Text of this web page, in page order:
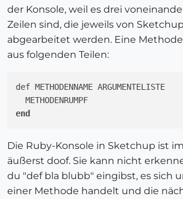
der Konsole, weil es drei
Zeilen sind, die jeweils von
abgearbeitet werden. Eine
aus folgenden Teilen:
def METHODENNAME ARGUMENTELISTE
end
Die Ruby-Konsole in Sketchup ist
äußerst doof. Sie kann nicht
du "def bla blubb" eingibst, es sich
einer Methode handelt und die